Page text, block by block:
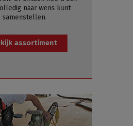
naar wens kunt
samenstellen.
assortiment